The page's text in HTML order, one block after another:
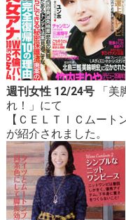
週刊女性 12/24号
「
れ！」にて
【 ＣＥＬＴＩＣムート
が紹介されました。